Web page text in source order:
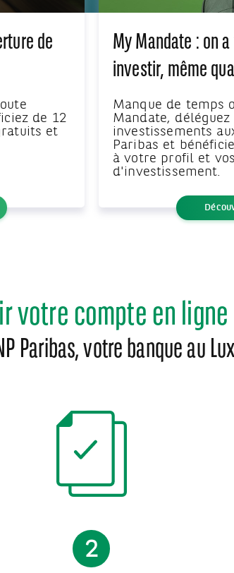
de
de 12
et
My Mandate : on
investir, même
Manque de temps
Mandate,
investissements
Paribas et
à votre profil et
d'investissement.
votre compte en ligne
Paribas, votre banque au
2